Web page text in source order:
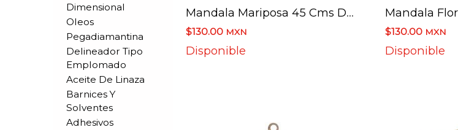
Dimensional
Oleos
Pegadiamantina
Delineador Tipo
Emplomado
Aceite De Linaza
Barnices Y
Solventes
Adhesivos
Mandala Mariposa 45 Cms De Diametro
$130.00 MXN
Disponible
$130.00 MXN
Disponible